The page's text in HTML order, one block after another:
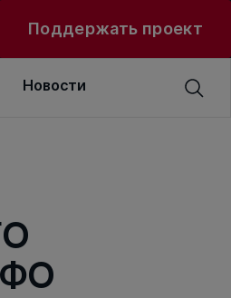
Поддержать проект
Новости